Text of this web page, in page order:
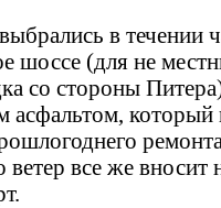
в течении
шоссе (для не
со стороны
который
все же вносит